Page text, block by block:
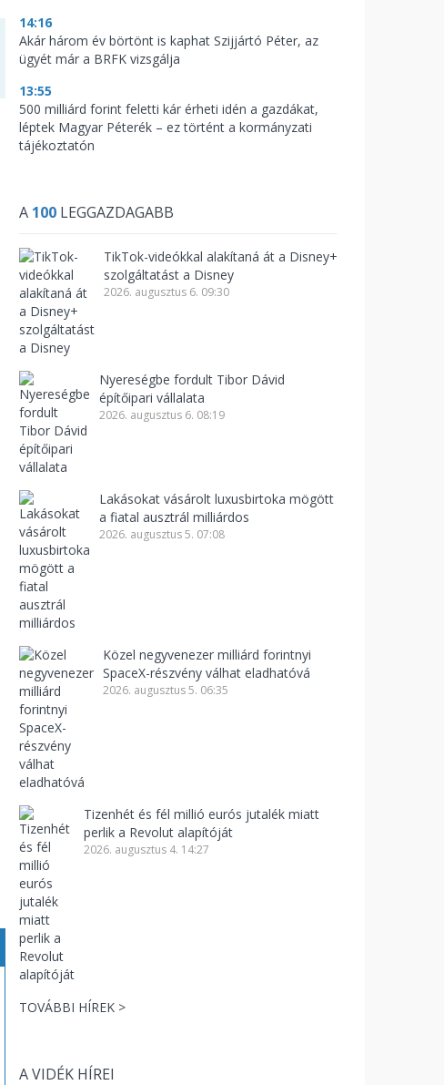
14:16
Akár három év börtönt is kaphat Szijjártó Péter, az
ügyét már a BRFK vizsgálja
13:55
500 milliárd forint feletti kár érheti idén a gazdákat,
léptek Magyar Péterék – ez történt a kormányzati
tájékoztatón
A 100 LEGGAZDAGABB
TikTok-videókkal alakítaná át a Disney+
szolgáltatást a Disney
2026. augusztus 6. 09:30
Nyereségbe fordult Tibor Dávid
építőipari vállalata
2026. augusztus 6. 08:19
Lakásokat vásárolt luxusbirtoka mögött
a fiatal ausztrál milliárdos
2026. augusztus 5. 07:08
Közel negyvenezer milliárd forintnyi
SpaceX-részvény válhat eladhatóvá
2026. augusztus 5. 06:35
Tizenhét és fél millió eurós jutalék miatt
perlik a Revolut alapítóját
2026. augusztus 4. 14:27
TOVÁBBI HÍREK >
A VIDÉK HÍREI